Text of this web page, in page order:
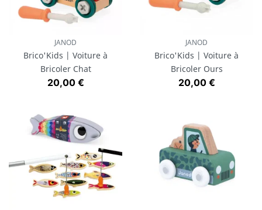
JANOD
Brico'Kids | Voiture à
Bricoler Chat
Prix
20,00 €
JANOD
Brico'Kids | Voiture à
Bricoler Ours
Prix
20,00 €